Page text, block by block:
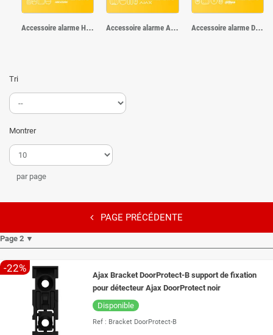
Accessoire alarme Hikvision Accessoire alarme Ajax Accessoire alarme Dahua
Tri
Montrer
par page
PAGE PRÉCÉDENTE
Page 2 ▼
-22%
Ajax Bracket DoorProtect-B support de fixation
pour détecteur Ajax DoorProtect noir
Disponible
Ref : Bracket DoorProtect-B